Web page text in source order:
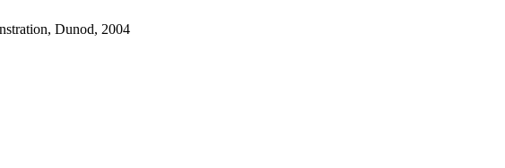
Dunod, 2004